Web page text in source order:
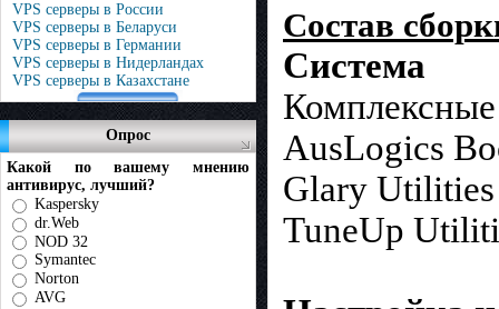
VPS серверы в России
VPS серверы в Беларуси
VPS серверы в Германии
VPS серверы в Нидерландах
VPS серверы в Казахстане
Опрос
Какой по вашему мнению
антивирус, лучший?
Kaspersky
dr.Web
NOD 32
Symantec
Norton
AVG
Состав
Система
AusLogics
Glary Utilities
TuneUp